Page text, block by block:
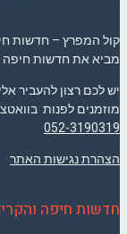
קול המפרץ – חדשות
מביא את חדשות חיפה
יש לכם רצון להעביר
מוזמנים לפנות
052-3190319
הצהרת נגישות האתר
חדשות חיפה